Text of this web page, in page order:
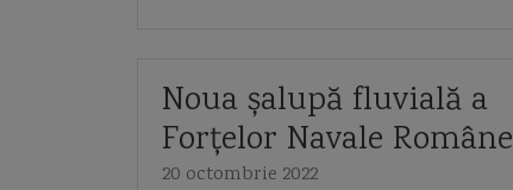
Noua șalupă fluvială a
Forțelor Navale Române
20 octombrie 2022